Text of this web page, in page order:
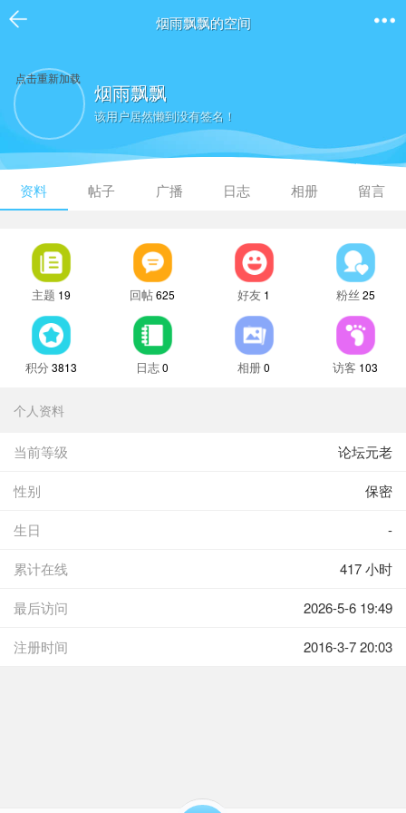
烟雨飘飘的空间
点击重新加载
烟雨飘飘
该用户居然懒到没有签名！
资料 帖子 广播 日志 相册 留言
主题 19 回帖625 好友 1 粉丝 25
积分 3813 日志0 相册0 访客 103
个人资料
当前等级 论坛元老
性别 保密
生日 -
累计在线 417 小时
最后访问 2026-5-6 19:49
注册时间 2016-3-7 20:03